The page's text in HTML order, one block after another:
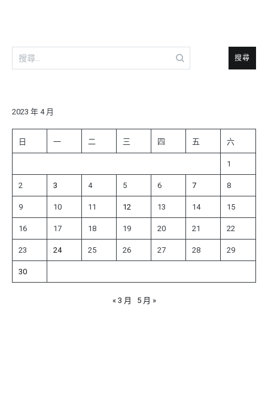
搜
尋
字:
2023 年 4 月
日 一 二 三 四 五 六
1
2 3 4 5 6 7 8
9 10 11 12 13 14 15
16 17 18 19 20 21 22
23 24 25 26 27 28 29
30
« 3 月 5 月 »